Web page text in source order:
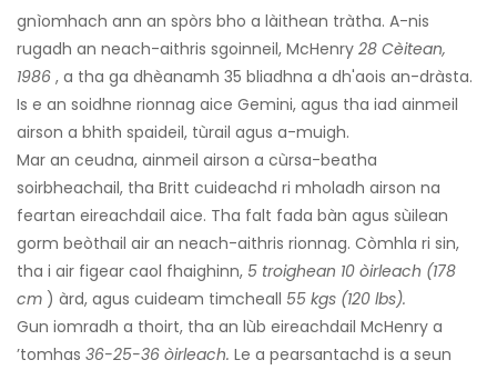
gnìomhach ann an spòrs bho a làithean tràtha. A-nis
rugadh an neach-aithris sgoinneil, McHenry 28 Cèitean,
1986 , a tha ga dhèanamh 35 bliadhna a dh'aois an-dràsta.
Is e an soidhne rionnag aice Gemini, agus tha iad ainmeil
airson a bhith spaideil, tùrail agus a-muigh.
Mar an ceudna, ainmeil airson a cùrsa-beatha
soirbheachail, tha Britt cuideachd ri mholadh airson na
feartan eireachdail aice. Tha falt fada bàn agus sùilean
gorm beòthail air an neach-aithris rionnag. Còmhla ri sin,
tha i air figear caol fhaighinn, 5 troighean 10 òirleach (178
cm ) àrd, agus cuideam timcheall 55 kgs (120 lbs).
Gun iomradh a thoirt, tha an lùb eireachdail McHenry a
’tomhas 36-25-36 òirleach. Le a pearsantachd is a seun